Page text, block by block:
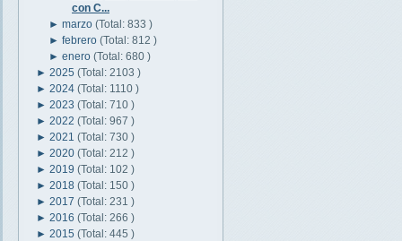
con C...
►marzo(Total: 833 )
►febrero(Total: 812 )
►enero(Total: 680 )
► 2025 (Total: 2103 )
► 2024 (Total: 1110 )
► 2023 (Total: 710 )
► 2022 (Total: 967 )
► 2021 (Total: 730 )
► 2020 (Total: 212 )
► 2019 (Total: 102 )
► 2018 (Total: 150 )
► 2017 (Total: 231 )
► 2016 (Total: 266 )
► 2015 (Total: 445 )